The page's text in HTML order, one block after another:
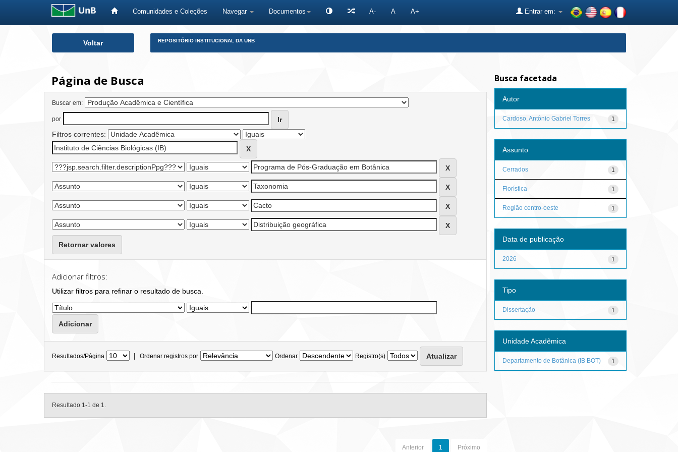
Comunidades e Coleções Navegar Documentos A- A A+ Entrar em:
Voltar REPOSITÓRIO INSTITUCIONAL DA UNB
Página de Busca
Buscar em:
por
Filtros correntes:
Retornar valores
Adicionar filtros:
Utilizar filtros para refinar o resultado de busca.
Resultados/Página | Ordenar registros por Ordenar Registro(s)
Resultado 1-1 de 1.
Anterior 1 Próximo
Busca facetada
Autor
1
Cardoso, Antônio Gabriel Torres
Assunto
1
Cerrados
1
Florística
1
Região centro-oeste
Data de publicação
1
2026
Tipo
1
Dissertação
Unidade Acadêmica
1
Departamento de Botânica (IB BOT)